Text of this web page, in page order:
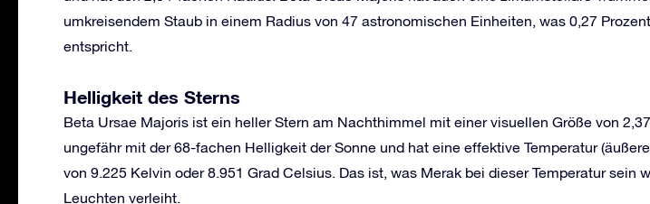
umkreisendem Staub in einem Radius von 47 astronomischen Einheiten, was 0,27
entspricht.
Helligkeit des Sterns
Beta Ursae Majoris ist ein heller Stern am Nachthimmel mit einer visuellen Größe von
ungefähr mit der 68-fachen Helligkeit der Sonne und hat eine effektive Temperatur
von 9.225 Kelvin oder 8.951 Grad Celsius. Das ist, was Merak bei dieser Temperatur sein
Leuchten verleiht.